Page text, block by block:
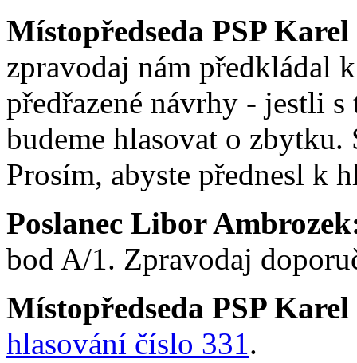
Místopředseda PSP
zpravodaj nám předkládal
předřazené návrhy - jestli
budeme hlasovat o
Prosím, abyste přednesl k
Poslanec Libor
bod A/1. Zpravodaj
Místopředseda PSP
hlasování číslo 331.